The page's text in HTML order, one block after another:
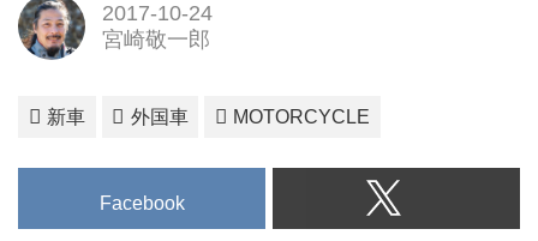
2017-10-24
宮崎敬一郎
新車 外国車 MOTORCYCLE
Facebook